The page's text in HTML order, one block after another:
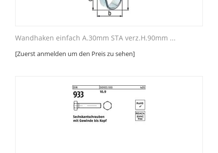
Wandhaken einfach A.30mm STA verz.H.90mm ...
[Zuerst anmelden um den Preis zu sehen]